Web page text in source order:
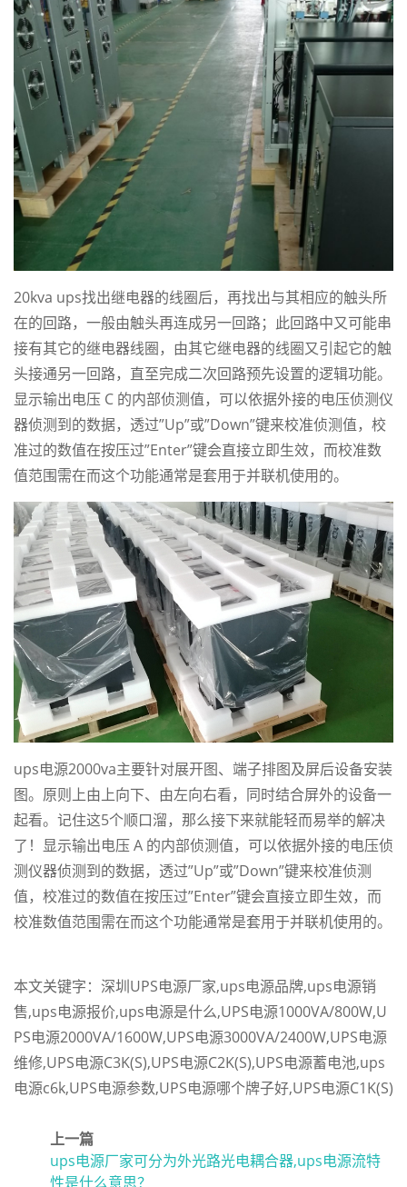
20kva ups找出继电器的线圈后，再找出与其相应的触头所
在的回路，一般由触头再连成另一回路；此回路中又可能串
接有其它的继电器线圈，由其它继电器的线圈又引起它的触
头接通另一回路，直至完成二次回路预先设置的逻辑功能。
显示输出电压 C 的内部侦测值，可以依据外接的电压侦测仪
器侦测到的数据，透过”Up”或”Down”键来校准侦测值，校
准过的数值在按压过”Enter”键会直接立即生效，而校准数
值范围需在而这个功能通常是套用于并联机使用的。
ups电源2000va主要针对展开图、端子排图及屏后设备安装
图。原则上由上向下、由左向右看，同时结合屏外的设备一
起看。记住这5个顺口溜，那么接下来就能轻而易举的解决
了！显示输出电压 A 的内部侦测值，可以依据外接的电压侦
测仪器侦测到的数据，透过”Up”或”Down”键来校准侦测
值，校准过的数值在按压过”Enter”键会直接立即生效，而
校准数值范围需在而这个功能通常是套用于并联机使用的。
本文关键字： 深圳UPS电源厂家,ups电源品牌,ups电源销
售,ups电源报价,ups电源是什么,UPS电源1000VA/800W,U
PS电源2000VA/1600W,UPS电源3000VA/2400W,UPS电源
维修,UPS电源C3K(S),UPS电源C2K(S),UPS电源蓄电池,ups
电源c6k,UPS电源参数,UPS电源哪个牌子好,UPS电源C1K(S)
上一篇
ups电源厂家可分为外光路光电耦合器,ups电源流特
性是什么意思？